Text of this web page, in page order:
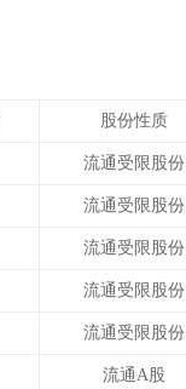
股份性质
流通受限股份
流通受限股份
流通受限股份
流通受限股份
流通受限股份
流通A股